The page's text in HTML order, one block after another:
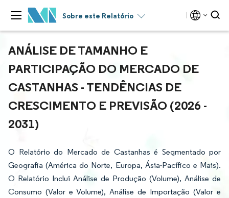
Sobre este Relatório
ANÁLISE DE TAMANHO E
PARTICIPAÇÃO DO MERCADO DE
CASTANHAS - TENDÊNCIAS DE
CRESCIMENTO E PREVISÃO (2026 -
2031)
O Relatório do Mercado de Castanhas é Segmentado por
Geografia (América do Norte, Europa, Ásia-Pacífico e Mais).
O Relatório Inclui Análise de Produção (Volume), Análise de
Consumo (Valor e Volume), Análise de Importação (Valor e